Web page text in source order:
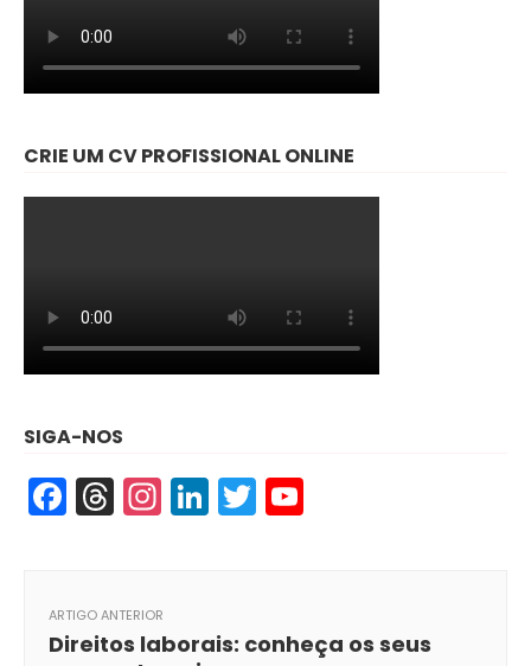
CRIE UM CV PROFISSIONAL ONLINE
SIGA-NOS
Facebook
Threads
Instagram
LinkedIn
Twitter
ARTIGO ANTERIOR
Direitos laborais: conheça os seus